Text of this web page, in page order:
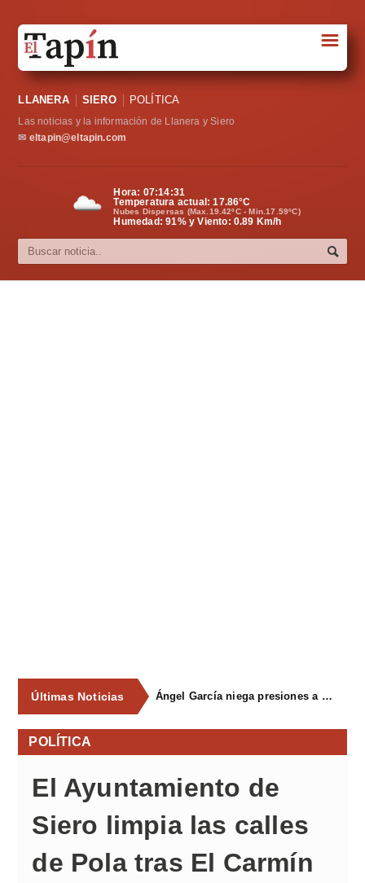
Sociedad
Política
Cultura
☰
LLANERA SIERO POLÍTICA
Las noticias y la información de Llanera y Siero
✉ eltapin@eltapin.com
Hora: 07:14:31
Temperatura actual:17.86°C
Nubes Dispersas (Max.19.42ºC - Min.17.59ºC)
Humedad: 91% y Viento: 0.89 Km/h
Últimas Noticias Ángel García niega presiones a comercios y asegura que el Ayuntamiento cumple "de manera muy rigurosa" la Ley de Contratos
POLÍTICA
El Ayuntamiento de
Siero limpia las calles
de Pola tras El Carmín